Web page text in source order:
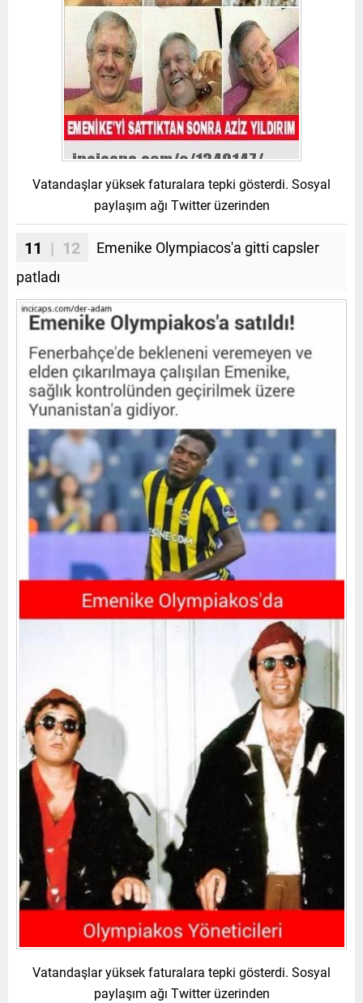
Vatandaşlar yüksek faturalara tepki gösterdi. Sosyal
paylaşım ağı Twitter üzerinden
11 | 12
Emenike Olympiacos'a gitti capsler
patladı
Vatandaşlar yüksek faturalara tepki gösterdi. Sosyal
paylaşım ağı Twitter üzerinden